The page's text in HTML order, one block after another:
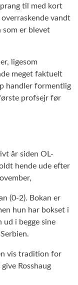
til med kort
vandt
som er blevet
ligesom
meget faktuelt
handler formentlig
profsejr før
år siden OL-
hende ude efter
(0-2). Bokan er
hun har bokset i
i begge sine
vis tradition for
Rosshaug